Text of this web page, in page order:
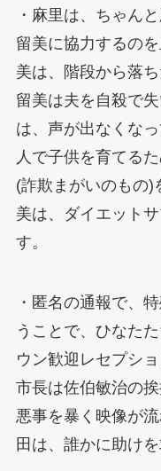
・麻里は、ちゃん
留美に協力するの
美は、階段から落
留美は夫を自殺で
は、声が出なくな
人で子供を育てる
(詐欺まがいのもの)
美は、ダイエット
す。
・匿名の通報で、
うことで、ひなた
ウン歓迎レセプシ
市長は佐伯敏治の
悪事を暴く映像が
田は、誰かに助け